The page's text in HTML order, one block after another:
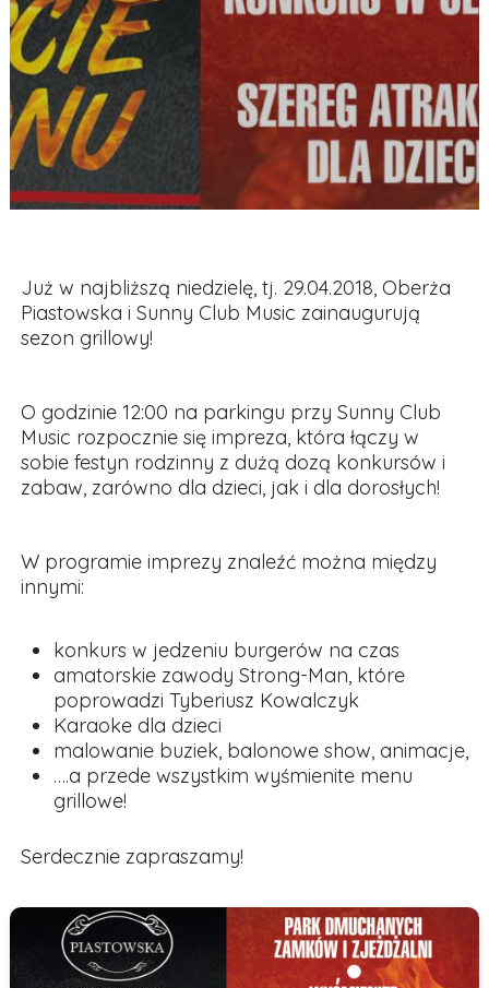
Już w najbliższą niedzielę, tj. 29.04.2018, Oberża
Piastowska i Sunny Club Music zainaugurują
sezon grillowy!
O godzinie 12:00 na parkingu przy Sunny Club
Music rozpocznie się impreza, która łączy w
sobie festyn rodzinny z dużą dozą konkursów i
zabaw, zarówno dla dzieci, jak i dla dorosłych!
W programie imprezy znaleźć można między
innymi:
konkurs w jedzeniu burgerów na czas
amatorskie zawody Strong-Man, które
poprowadzi Tyberiusz Kowalczyk
Karaoke dla dzieci
malowanie buziek, balonowe show, animacje,
….a przede wszystkim wyśmienite menu
grillowe!
Serdecznie zapraszamy!